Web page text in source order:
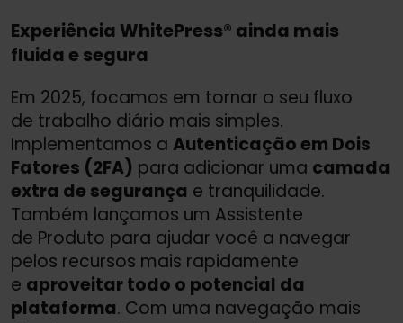
Experiência WhitePress® ainda mais
fluida e segura
Em 2025, focamos em tornar o seu fluxo
de trabalho diário mais simples.
Implementamos a Autenticação em Dois
Fatores (2FA) para adicionar uma camada
extra de segurança e tranquilidade.
Também lançamos um Assistente
de Produto para ajudar você a navegar
pelos recursos mais rapidamente
e aproveitar todo o potencial da
plataforma. Com uma navegação mais